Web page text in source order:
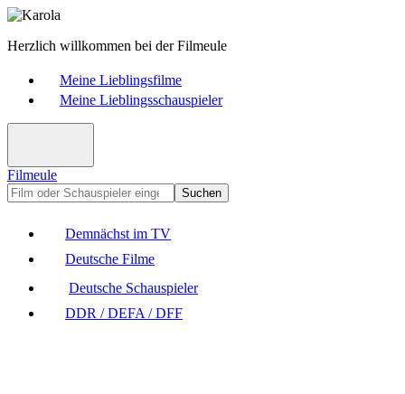
Herzlich willkommen bei der Filmeule
Meine Lieblingsfilme
Meine Lieblingsschauspieler
Filmeule
Suchen
Demnächst im TV
Deutsche Filme
Deutsche Schauspieler
DDR / DEFA / DFF